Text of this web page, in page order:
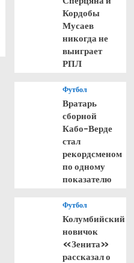
Кордобы
Мусаев
никогда не
выиграет
РПЛ
Футбол
Вратарь
сборной
Кабо-Верде
стал
рекордсменом
по одному
показателю
Футбол
Колумбийский
новичок
«Зенита»
рассказал о